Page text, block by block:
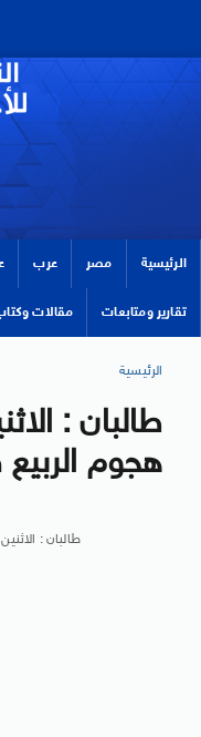
الرئيسية مصر عرب
تقارير ومتابعات مقالات
الرئيسية
طالبان :
هجوم